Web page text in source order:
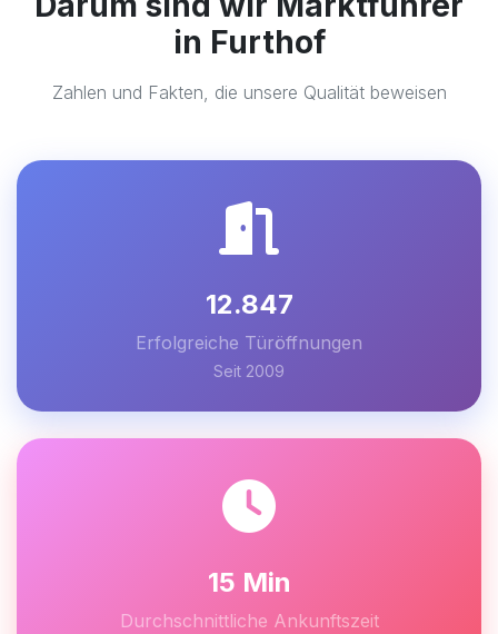
in Furthof
Zahlen und Fakten, die unsere Qualität beweisen
12.847
Erfolgreiche Türöffnungen
Seit 2009
15 Min
Durchschnittliche Ankunftszeit